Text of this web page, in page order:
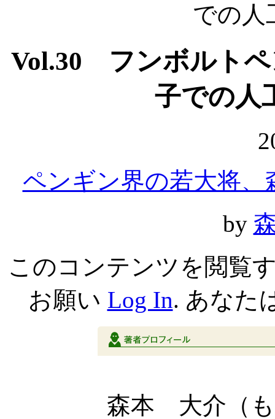
での人
Vol.30 フンボルトペ
子での人
ペンギン界の若大将
by
このコンテンツを閲覧
お願い Log In. あなた
森本 大介（